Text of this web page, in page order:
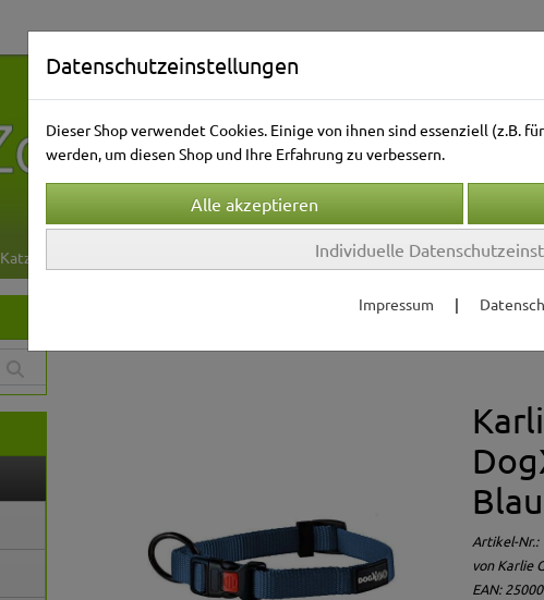
Katzenwelt Kleintierwelt Vogelwelt
Halsbänder
Blau
Artikel-Nr.:
von Karlie
EAN:
Datenschutzeinstellungen
Dieser Shop verwendet Cookies. Einige von ihnen sind essenziell (z.B.
werden, um diesen Shop und Ihre Erfahrung zu verbessern.
Individuelle
Impressum |